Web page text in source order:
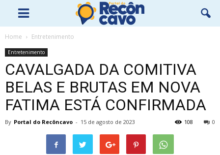
Home Entretenimento
Entretenimento
CAVALGADA DA COMITIVA
BELAS E BRUTAS EM NOVA
FATIMA ESTÁ CONFIRMADA
By Portal do Recôncavo - 15 de agosto de 2023 0
108